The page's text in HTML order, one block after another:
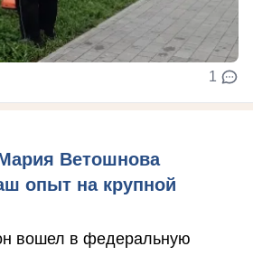
1
Ветошнова
опыт на крупной
вошел в федеральную